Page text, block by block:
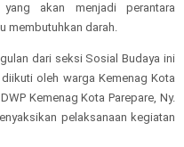
akan menjadi perantara
membutuhkan darah.
dari seksi Sosial Budaya ini
oleh warga Kemenag Kota
Kemenag Kota Parepare, Ny.
pelaksanaan kegiatan